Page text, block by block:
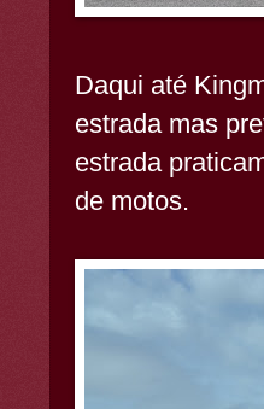
Daqui até
estrada mas
estrada
de motos.